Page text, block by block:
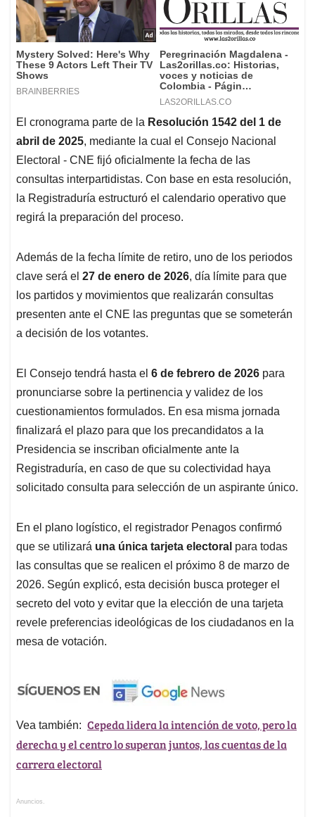
El cronograma parte de la Resolución 1542 del 1 de
abril de 2025, mediante la cual el Consejo Nacional
Electoral - CNE fijó oficialmente la fecha de las
consultas interpartidistas. Con base en esta resolución,
la Registraduría estructuró el calendario operativo que
regirá la preparación del proceso.
Además de la fecha límite de retiro, uno de los periodos
clave será el 27 de enero de 2026, día límite para que
los partidos y movimientos que realizarán consultas
presenten ante el CNE las preguntas que se someterán
a decisión de los votantes.
El Consejo tendrá hasta el 6 de febrero de 2026 para
pronunciarse sobre la pertinencia y validez de los
cuestionamientos formulados. En esa misma jornada
finalizará el plazo para que los precandidatos a la
Presidencia se inscriban oficialmente ante la
Registraduría, en caso de que su colectividad haya
solicitado consulta para selección de un aspirante único.
En el plano logístico, el registrador Penagos confirmó
que se utilizará una única tarjeta electoral para todas
las consultas que se realicen el próximo 8 de marzo de
2026. Según explicó, esta decisión busca proteger el
secreto del voto y evitar que la elección de una tarjeta
revele preferencias ideológicas de los ciudadanos en la
mesa de votación.
Vea también: Cepeda lidera la intención de voto, pero la
derecha y el centro lo superan juntos, las cuentas de la
carrera electoral
Anuncios.